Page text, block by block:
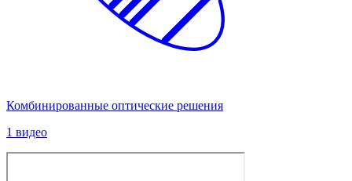
Комбинированные оптические решения
1 видео